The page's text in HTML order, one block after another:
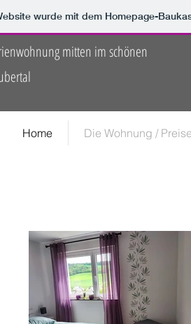
wurde mit dem Homepage-
mitten im schönen
Home Die Wohnung /